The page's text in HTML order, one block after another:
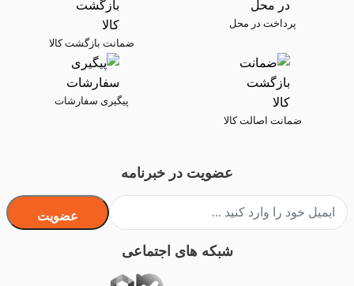
پرداخت در محل
ضمانت بازگشت کالا
ضمانت اصالت کالا
پیگیری سفارشات
عضویت در خبرنامه
عضویت
شبکه های اجتماعی